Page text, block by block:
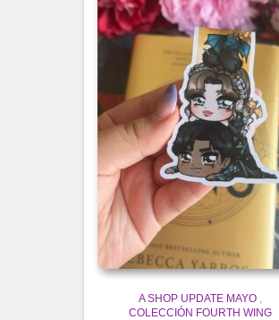
A SHOP UPDATE MAYO ,
COLECCIÓN FOURTH WING